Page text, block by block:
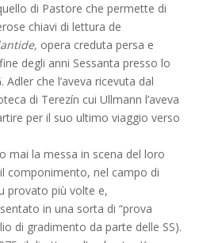
di Pastore che permette di
chiavi di lettura de
opera creduta persa e
degli anni Sessanta presso lo
Adler che l’aveva ricevuta dal
di Terezín cui Ullmann l’aveva
per il suo ultimo viaggio verso
mai la messa in scena del loro
componimento, nel campo di
provato più volte e,
in una sorta di “prova
di gradimento da parte delle SS).